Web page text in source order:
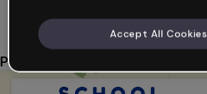
Potrebbe piacerti anche
Accept All Cookies